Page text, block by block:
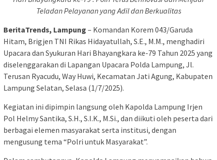
Teladan Pelayanan yang Adil dan Berkualitas
BeritaTrends, Lampung – Komandan Korem 043/Garuda
Hitam, Brigjen TNI Rikas Hidayatullah, S.E., M.M., menghadiri
Upacara dan Syukuran Hari Bhayangkara ke-79 Tahun 2025 yang
diselenggarakan di Lapangan Upacara Polda Lampung, Jl.
Terusan Ryacudu, Way Huwi, Kecamatan Jati Agung, Kabupaten
Lampung Selatan, Selasa (1/7/2025).
Kegiatan ini dipimpin langsung oleh Kapolda Lampung Irjen
Pol Helmy Santika, S.H., S.I.K., M.Si., dan diikuti oleh peserta dari
berbagai elemen masyarakat serta institusi, dengan
mengusung tema “Polri untuk Masyarakat”.